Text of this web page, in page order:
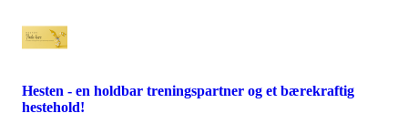
Hesten - en holdbar treningspartner og et bærekraftig
hestehold!